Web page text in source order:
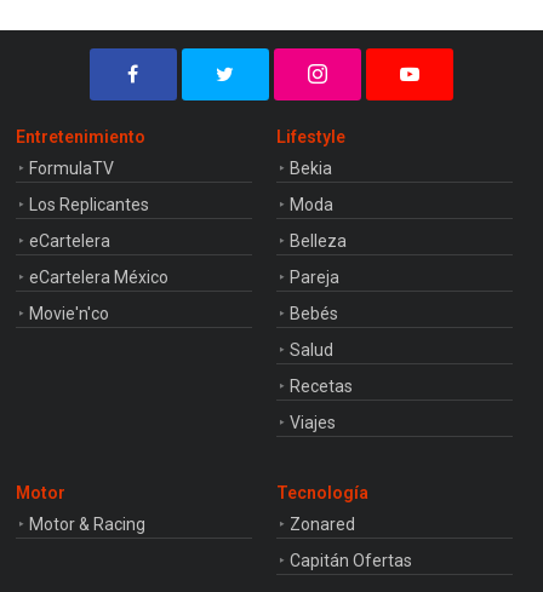
Entretenimiento
FormulaTV
Los Replicantes
eCartelera
eCartelera México
Movie'n'co
Lifestyle
Bekia
Moda
Belleza
Pareja
Bebés
Salud
Recetas
Viajes
Motor
Motor & Racing
Tecnología
Zonared
Capitán Ofertas